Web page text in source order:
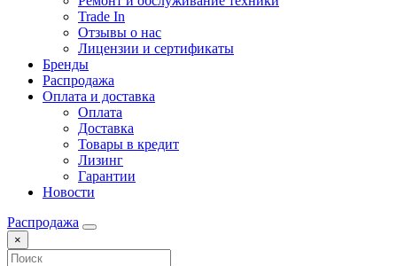
Trade In
Отзывы о нас
Лицензии и сертификаты
Бренды
Распродажа
Оплата и доставка
Оплата
Доставка
Товары в кредит
Лизинг
Гарантии
Новости
Распродажа
×